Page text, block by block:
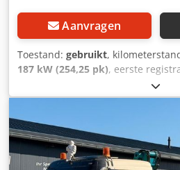
Aanvragen
Toestand: gebruikt,
187 kW (254,25 pk), eerste
,
asconfiguratie:2 assen, volgende
emissieklasse:
* Verplaatsbare zadelkoppeling *
Mercedes * Rondom verlichte